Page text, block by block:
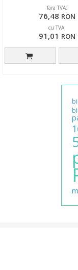
fara TVA:
76,48 RON
cu TVA:
91,01 RON